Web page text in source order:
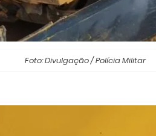
Foto: Divulgação / Polícia Militar